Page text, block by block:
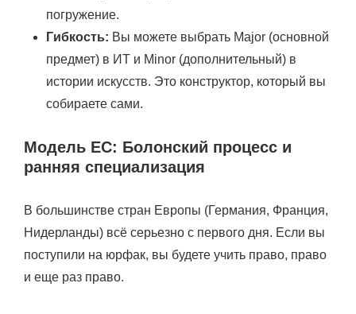
погружение.
Гибкость: Вы можете выбрать Major (основной
предмет) в ИТ и Minor (дополнительный) в
истории искусств. Это конструктор, который вы
собираете сами.
Модель ЕС: Болонский процесс и
ранняя специализация
В большинстве стран Европы (Германия, Франция,
Нидерланды) всё серьезно с первого дня. Если вы
поступили на юрфак, вы будете учить право, право
и еще раз право.